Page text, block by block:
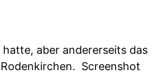
aber andererseits das
Screenshot